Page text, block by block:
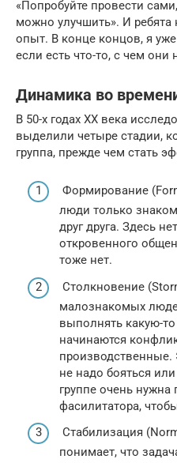
«Попробуйте провести
можно улучшить». И
опыт. В конце концов, я
если есть что-то, с чем они
Динамика во
В 50-х годах XX века
выделили четыре стадии,
группа, прежде чем стать
Формирование
люди только
друг друга. Здесь
откровенного
тоже нет.
Столкновение
малознакомых
выполнять какую-
начинаются
производственные.
не надо бояться
группе очень
фасилитатора,
Стабилизация
понимает, что